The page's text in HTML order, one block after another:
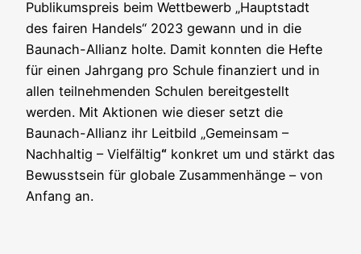
Publikumspreis beim Wettbewerb „Hauptstadt
des fairen Handels“ 2023 gewann und in die
Baunach-Allianz holte. Damit konnten die Hefte
für einen Jahrgang pro Schule finanziert und in
allen teilnehmenden Schulen bereitgestellt
werden. Mit Aktionen wie dieser setzt die
Baunach-Allianz ihr Leitbild „Gemeinsam –
Nachhaltig – Vielfältig“ konkret um und stärkt das
Bewusstsein für globale Zusammenhänge – von
Anfang an.